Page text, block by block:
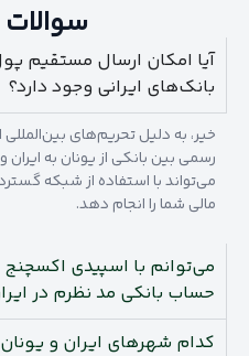
آیا امکان ارسال مستقیم
بانک‎‌های ایرانی وجود دارد؟
خیر، به دلیل تحریم‌های
رسمی بین بانکی از یونان به
می‌تواند با استفاده از شبکه
مالی شما را انجام دهد.
می‌توانم با اسپیدی اکسچنج
حساب بانکی مد نظرم در
کدام شهرهای ایران و